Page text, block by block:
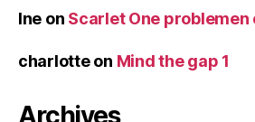
Ine on Scarlet One problemen
charlotteon Mind the gap 1
Archives